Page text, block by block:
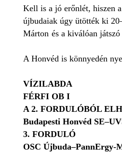
Kell is a jó erőnlét, hiszen
újbudaiak úgy ütötték ki
Márton és a kiválóan
A Honvéd is könnyedén
VÍZILABDA
FÉRFI OB I
A 2. FORDULÓBÓL
Budapesti Honvéd
3. FORDULÓ
OSC Újbuda–PannErgy-